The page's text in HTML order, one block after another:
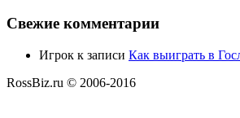
Свежие комментарии
Игрок к записи Как выиграть в
RossBiz.ru © 2006-2016